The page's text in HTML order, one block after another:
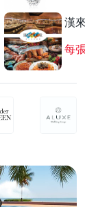
漢
每